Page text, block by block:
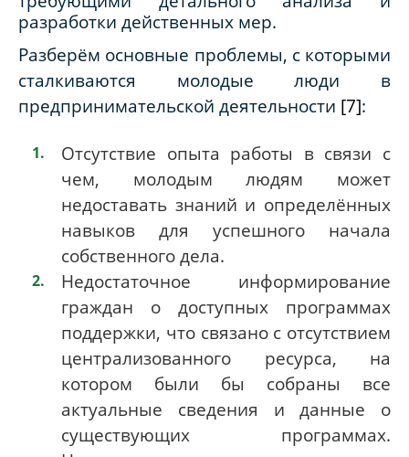
разработки действенных мер.
Разберём основные проблемы, с которыми
сталкиваются молодые люди в
предпринимательской деятельности [7]:
Отсутствие опыта работы в связи с
чем, молодым людям может
недоставать знаний и определённых
навыков для успешного начала
собственного дела.
Недостаточное информирование
граждан о доступных программах
поддержки, что связано с отсутствием
централизованного ресурса, на
котором были бы собраны все
актуальные сведения и данные о
существующих программах.